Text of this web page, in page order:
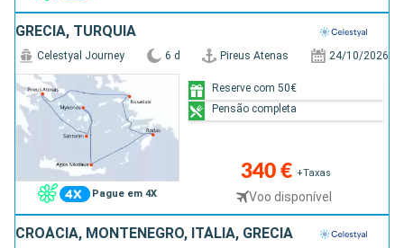
GRÉCIA, TURQUIA
Pague em 4X
Celestyal Journey 6 d Pireus Atenas 24/10/2026
340 € +Taxas
Voo disponível
Reserve com 50€
Pensão completa
CROÁCIA, MONTENEGRO, ITÁLIA, GRÉCIA